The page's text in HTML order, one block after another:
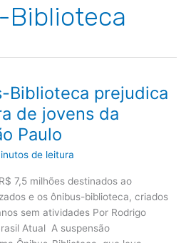
Biblioteca
Biblioteca prejudica
de jovens da
Paulo
de leitura
7,5 milhões destinados ao
e os ônibus-biblioteca, criados
sem atividades Por Rodrigo
Atual A suspensão